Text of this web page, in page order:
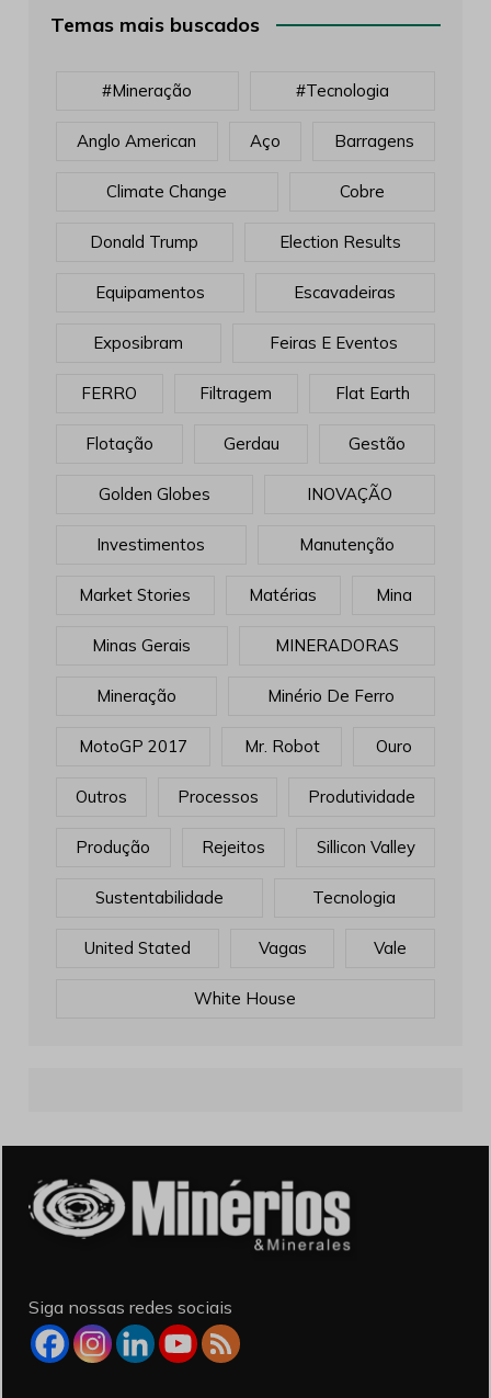
Temas mais buscados
#mineração #tecnologia
Anglo American Aço Barragens
Climate Change Cobre
Donald Trump Election Results
Equipamentos Escavadeiras
Exposibram Feiras E Eventos
FERRO Filtragem Flat Earth
Flotação Gerdau Gestão
Golden Globes INOVAÇÃO
Investimentos Manutenção
Market Stories Matérias Mina
Minas Gerais MINERADORAS
Mineração Minério De Ferro
MotoGP 2017 Mr. Robot Ouro
Outros Processos Produtividade
Produção Rejeitos Sillicon Valley
Sustentabilidade Tecnologia
United Stated Vagas Vale
White House
Siga nossas redes sociais